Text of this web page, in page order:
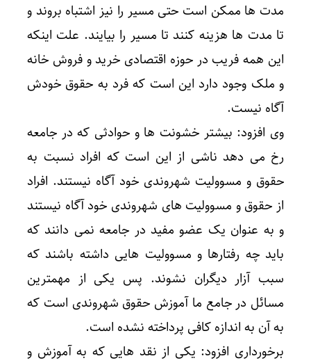
مدت ها ممکن است حتی مسیر را نیز اشتباه بروند و
تا مدت ها هزینه کنند تا مسیر را بیایند. علت اینکه
این همه فریب در حوزه اقتصادی خرید و فروش خانه
و ملک وجود دارد این است که فرد به حقوق خودش
آگاه نیست.
وی افزود: بیشتر خشونت ها و حوادثی که در جامعه
رخ می دهد ناشی از این است که افراد نسبت به
حقوق و مسوولیت شهروندی خود آگاه نیستند. افراد
از حقوق و مسوولیت های شهروندی خود آگاه نیستند
و به عنوان یک عضو مفید در جامعه نمی دانند که
باید چه رفتارها و مسوولیت هایی داشته باشند که
سبب آزار دیگران نشوند. پس یکی از مهمترین
مسائل در جامع ما آموزش حقوق شهروندی است که
به آن به اندازه کافی پرداخته نشده است.
برخورداری افزود: یکی از نقد هایی که به آموزش و